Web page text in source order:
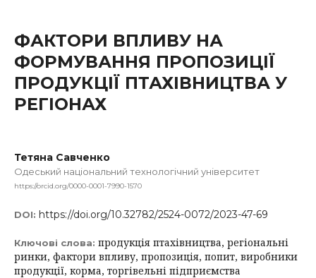
ФАКТОРИ ВПЛИВУ НА
ФОРМУВАННЯ ПРОПОЗИЦІЇ
ПРОДУКЦІЇ ПТАХІВНИЦТВА У
РЕГІОНАХ
Тетяна Савченко
Одеський національний технологічний університет
https://orcid.org/0000-0001-7990-1570
DOI: https://doi.org/10.32782/2524-0072/2023-47-69
Ключові слова: продукція птахівництва, регіональні
ринки, фактори впливу, пропозиція, попит, виробники
продукції, корма, торгівельні підприємства